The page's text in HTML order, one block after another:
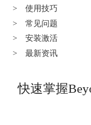
>
使用技巧
>
常见问题
>
安装激活
>
最新资讯
快速掌握